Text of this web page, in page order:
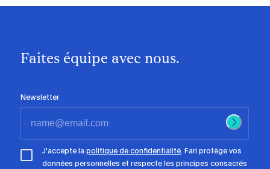
Faites équipe avec nous.
Newsletter
J'accepte lapolitique de confidentialité. Fari protège vos
données personnelles et respecte les principes consacrés